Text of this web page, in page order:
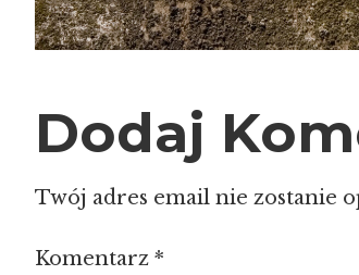
Dodaj
Twój adres email nie zostanie
Komentarz *